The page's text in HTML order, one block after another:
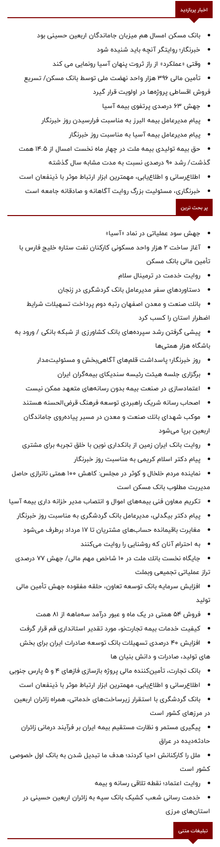
اخبار پربازدید
بانک مسکن امسال هم میزبان جاماندگان اربعین حسینی بود
خبرنگار؛ روایتگر آنچه باید شنیده شود
وقتی «عملکرد» از راز ثروت پنهان آسیا رونمایی می کند
تأمین مالی ۳۹۶ هزار واحد نهضت ملی توسط بانک مسکن/ تسریع
فروش اقساطی پروژه‌ها در اولویت قرار گیرد
جهش ۶۳ درصدی پرتفوی بیمه آسیا
پیام مدیرعامل بیمه البرز به مناسبت فرارسیدن روز خبرنگار
پیام مدیرعامل بیمه آسیا به مناسبت روز خبرنگار
حق بیمه تولیدی بیمه ملت در چهار ماه نخست امسال از 14.5 همت
گذشت/ رشد 90 درصدی نسبت به مدت مشابه سال گذشته
اطلاع‌رسانی و اطلاع‌یابی، مهمترین ابزار ارتباط موثر با ذینفعان است
خبرنگاری، مسئولیت بزرگ روایت آگاهانه و صادقانه جامعه است
پر بحث ترین
جهش سود عملیاتی در نماد «آسیا»
آغاز ساخت ۲ هزار واحد مسکونی کارکنان نفت ستاره خلیج فارس با
تأمین مالی بانک مسکن
روایت خدمت در ترمینال سلام
دستاوردهای سفر مدیرعامل بانک گردشگری در زنجان
بانك صنعت و معدن اصفهان رتبه دوم پرداخت تسهیلات شرایط
اضطرار استان را كسب كرد
پیشی گرفتن رشد سپرده‌های بانک کشاورزی از شبکه بانکی / ورود به
باشگاه هزار همتی‌ها
روز خبرنگار؛ پاسداشت قلم‌های آگاهی‌بخش و مسئولیت‌مدار
برگزاری جلسه هیئت رئیسه سندیکای بیمه‌گران ایران
اعتمادسازی در صنعت بیمه بدون رسانه‌های متعهد ممکن نیست
اصحاب رسانه شریک راهبردی توسعه فرهنگ قرض‌الحسنه هستند
موكب شهدای بانك صنعت و معدن در مسیر پیاده‌روی جاماندگان
اربعین برپا می‌شود
روایت بانک ایران زمین از بانکداری نوین با خلق تجربه برای مشتری
پیام دکتر اسلام کریمی به مناسبت روز خبرنگار
نماینده مردم خلخال و کوثر در مجلس: کاهش ۱۰۰ همتی ناترازی حاصل
مدیریت مطلوب بانک مسکن است
تکریم معاون فنی بیمه‌های اموال و انتصاب مدیر خزانه داری بیمه آسیا
پیام دکتر بیگدلی، مدیرعامل بانک گردشگری به مناسبت روز خبرنگار
مغایرت‌ باقیمانده حساب‌های مشتریان تا ۱۷ مرداد برطرف می‌شود
به احترام آنان که روشنایی را روایت می‌کنند
جایگاه نخست بانك ملت در 10 شاخص مهم مالی/ جهش 77 درصدی
تراز عملیاتی تجمیعی وبملت
افزایش سرمایه بانک توسعه تعاون، حلقه مفقوده جهش تأمین مالی
تولید
فروش 54 همتی در یک ماه و عبور درآمد سه‌ماهه از 81 همت
کیفیت خدمات بیمه تجارت‌نو، مورد تقدیر استانداری قم قرار گرفت
افزایش 40 درصدی تسهیلات بانک توسعه صادرات ایران برای بخش
های تولید، صادرات و دانش بنیان ها
بانک تجارت، تأمین‌کننده مالی پروژه بازسازی فازهای ۴ و ۵ پارس جنوبی
اطلاع‌رسانی و اطلاع‌یابی، مهمترین ابزار ارتباط موثر با ذینفعان است
بانک گردشگری با استقرار زیرساخت‌های خدماتی، همراه زائران اربعین
در مرزهای کشور است
پیگیری مستمر و نظارت مستقیم بیمه ایران بر فرآیند درمانی زائران
حادثه‌دیده در عراق
ملل را کارکنانش احیا کردند؛ هدف ما تبدیل شدن به بانک اول خصوصی
کشور است
روایت اعتماد؛ نقطه تلاقی رسانه و بیمه
خدمت رسانی شعب کشیک بانک سپه به زائران اربعین حسینی در
استان‌‌های مرزی
تبلیغات متنی